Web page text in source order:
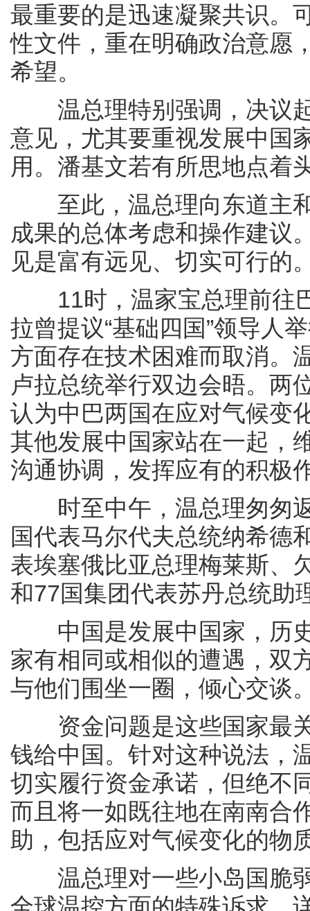
最重要的是迅速凝聚共识。
性文件，重在明确政治意愿
希望。
温总理特别强调，决议起
意见，尤其要重视发展中国
用。潘基文若有所思地点着
至此，温总理向东道主和
成果的总体考虑和操作建议
见是富有远见、切实可行的
11时，温家宝总理前往
拉曾提议“基础四国”领导人
方面存在技术困难而取消。
卢拉总统举行双边会晤。两
认为中巴两国在应对气候变
其他发展中国家站在一起，
沟通协调，发挥应有的积极
时至中午，温总理匆匆返
国代表马尔代夫总统纳希德
表埃塞俄比亚总理梅莱斯、
和77国集团代表苏丹总统助
中国是发展中国家，历史
家有相同或相似的遭遇，双
与他们围坐一圈，倾心交谈
资金问题是这些国家最关
钱给中国。针对这种说法，
切实履行资金承诺，但绝不
而且将一如既往地在南南合
助，包括应对气候变化的物
温总理对一些小岛国脆弱